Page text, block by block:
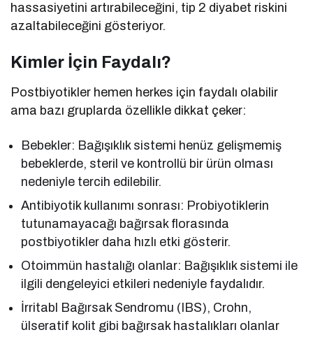
hassasiyetini artırabileceğini, tip 2 diyabet riskini
azaltabileceğini gösteriyor.
Kimler İçin Faydalı?
Postbiyotikler hemen herkes için faydalı olabilir
ama bazı gruplarda özellikle dikkat çeker:
Bebekler: Bağışıklık sistemi henüz gelişmemiş
bebeklerde, steril ve kontrollü bir ürün olması
nedeniyle tercih edilebilir.
Antibiyotik kullanımı sonrası: Probiyotiklerin
tutunamayacağı bağırsak florasında
postbiyotikler daha hızlı etki gösterir.
Otoimmün hastalığı olanlar: Bağışıklık sistemi ile
ilgili dengeleyici etkileri nedeniyle faydalıdır.
İrritabl Bağırsak Sendromu (IBS), Crohn,
ülseratif kolit gibi bağırsak hastalıkları olanlar